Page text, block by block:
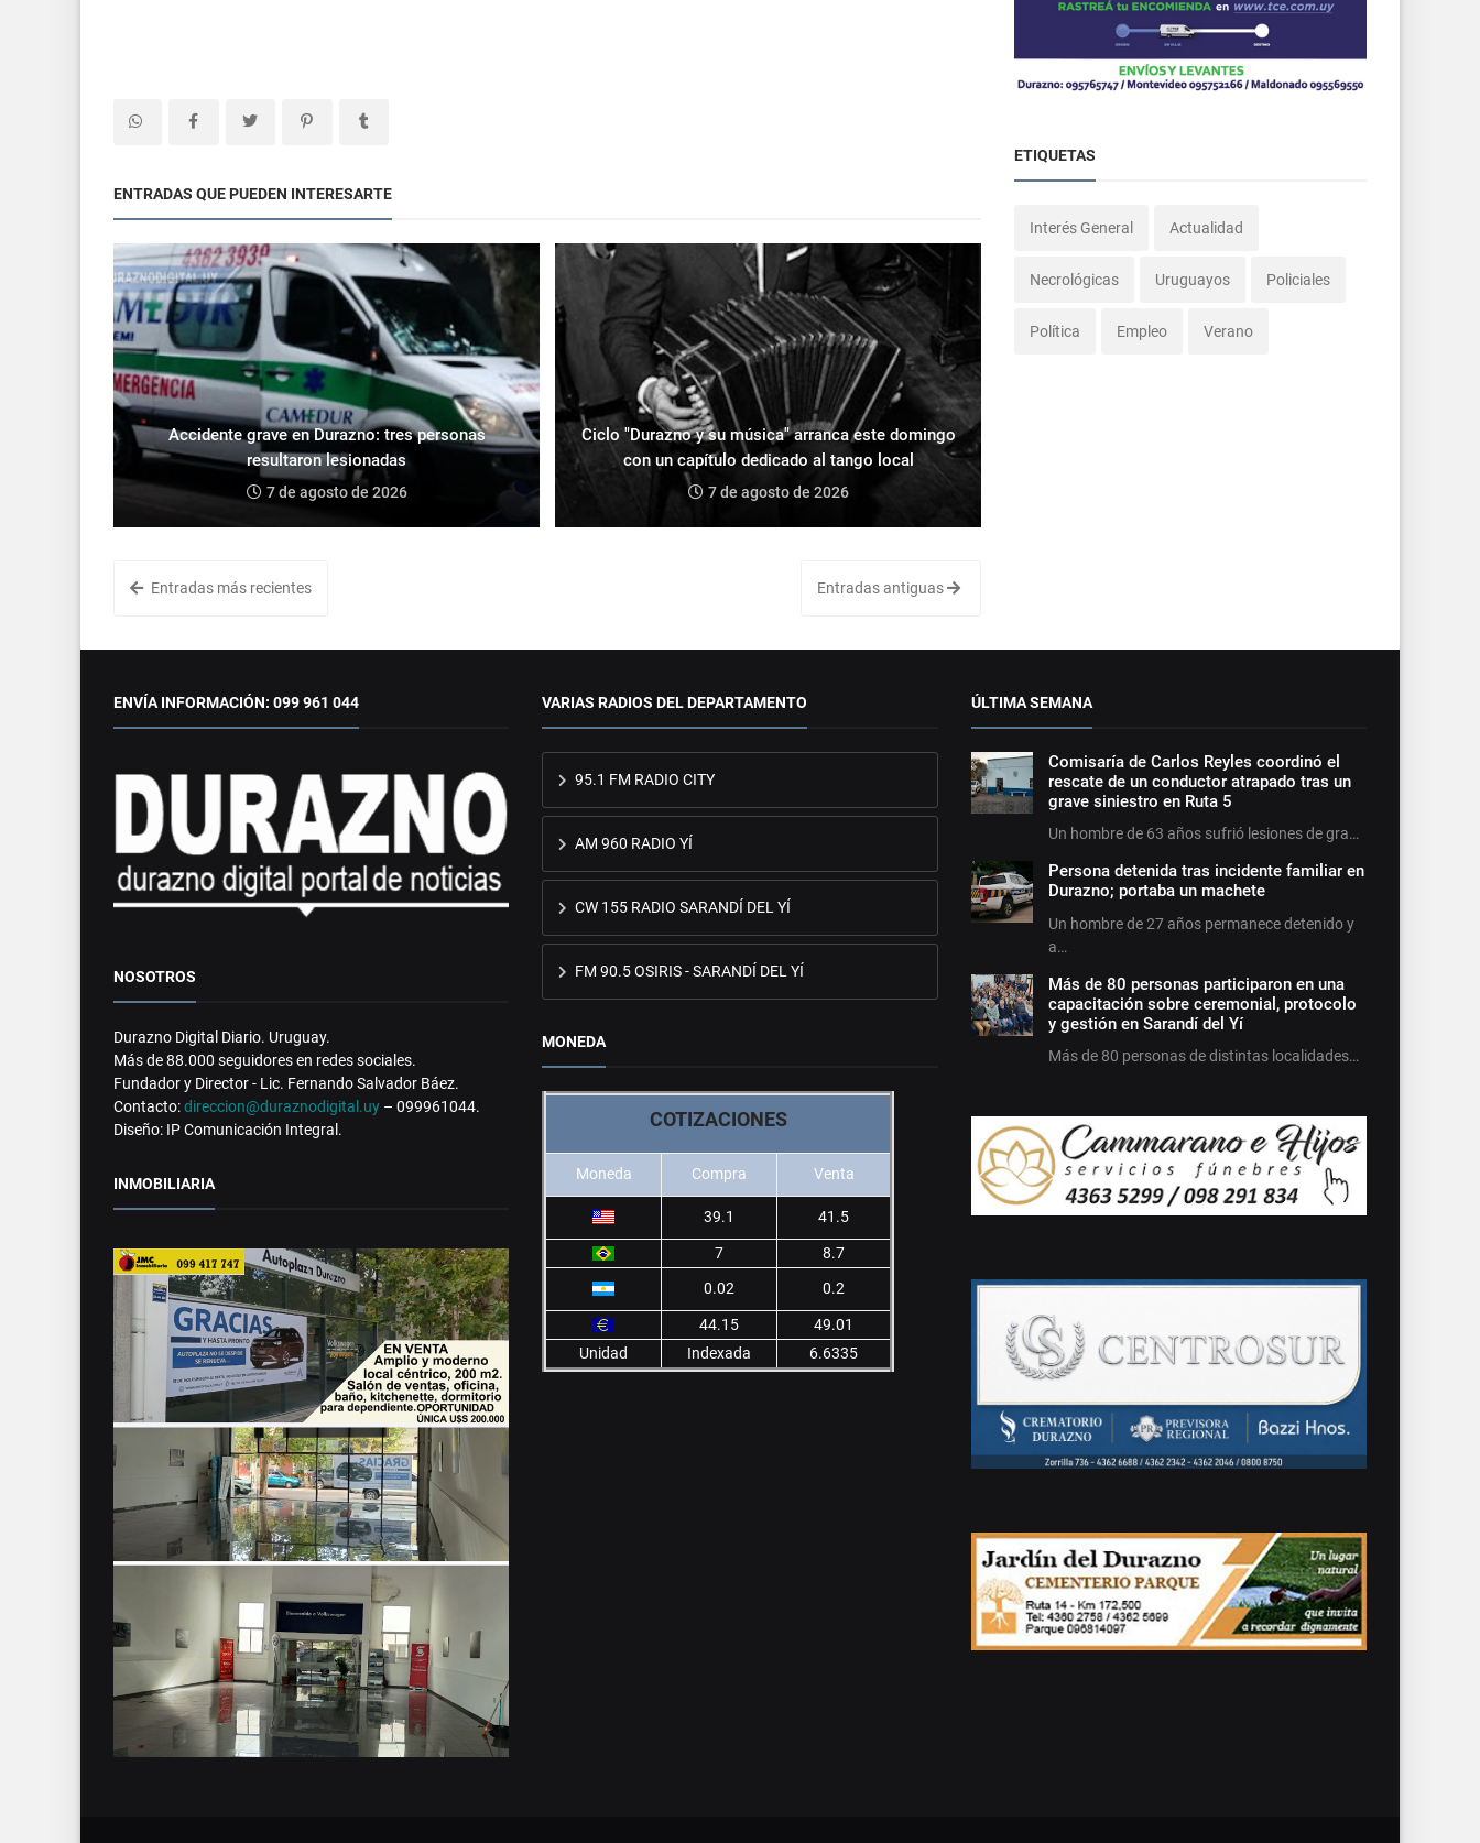
ENTRADAS QUE PUEDEN INTERESARTE
Accidente grave en Durazno: tres personas
resultaron lesionadas
7 de agosto de 2026
Ciclo "Durazno y su música" arranca este domingo
con un capítulo dedicado al tango local
7 de agosto de 2026
Entradas más recientes Entradas antiguas
ETIQUETAS
Interés General Actualidad
Necrológicas Uruguayos Policiales
Política Empleo Verano
ENVÍA INFORMACIÓN: 099 961 044
NOSOTROS
Durazno Digital Diario. Uruguay.
Más de 88.000 seguidores en redes sociales.
Fundador y Director - Lic. Fernando Salvador Báez.
Contacto:direccion@duraznodigital.uy – 099961044.
Diseño: IP Comunicación Integral.
INMOBILIARIA
VARIAS RADIOS DEL DEPARTAMENTO
95.1 FM RADIO CITY
AM 960 RADIO YÍ
CW 155 RADIO SARANDÍ DEL YÍ
FM 90.5 OSIRIS - SARANDÍ DEL YÍ
MONEDA
COTIZACIONES
Moneda Compra Venta
39.1 41.5
7
8.7
0.02
0.2
44.15
49.01
Unidad
Indexada 6.6335
ÚLTIMA SEMANA
Comisaría de Carlos Reyles coordinó el
rescate de un conductor atrapado tras un
grave siniestro en Ruta 5
Un hombre de 63 años sufrió lesiones de gra…
Persona detenida tras incidente familiar en
Durazno; portaba un machete
Un hombre de 27 años permanece detenido y
a…
Más de 80 personas participaron en una
capacitación sobre ceremonial, protocolo
y gestión en Sarandí del Yí
Más de 80 personas de distintas localidades…